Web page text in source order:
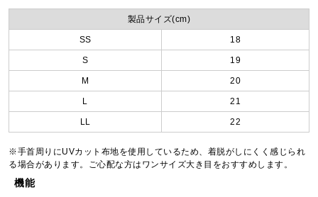
製品サイズ(cm)
SS 18
S 19
M 20
L 21
LL 22
※手首周りにUVカット布地を使用しているため、着脱がしにくく感じられ
る場合があります。ご心配な方はワンサイズ大き目をおすすめします。
機能